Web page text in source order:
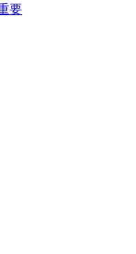
要